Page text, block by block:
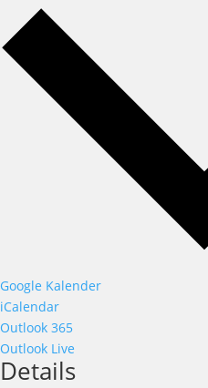
Google Kalender
iCalendar
Outlook 365
Outlook Live
Details